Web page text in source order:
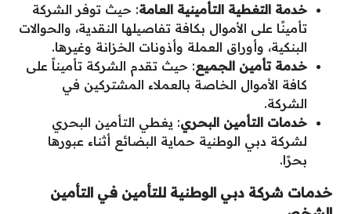
خدمة التغطية التأمينية العامة: حيث توفر الشركة
تأمينًا على الأموال بكافة تفاصيلها النقدية، والحوالات
البنكية، وأوراق العملة وأذونات الخزانة وغيرها.
خدمة تأمين الجميع: حيث تقدم الشركة تأميناً على
كافة الأموال الخاصة بالعملاء المشتركين في
الشركة.
خدمات التأمين البحري: يغطي التأمين البحري
لشركة دبي الوطنية حماية البضائع أثناء عبورها
بحرًا.
خدمات شركة دبي الوطنية للتأمين في التأمين